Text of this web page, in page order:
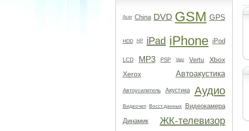
Acer China DVD GSM GPS
HDD HP iPad iPhone iPod
LCD MP3 PSP Vaio Vertu
Xbox
Xerox
Автоакустика
Автоусилитель Акустика Аудио
Видеочип Восст.данных
Видеокамера
Динамик
ЖК-телевизор